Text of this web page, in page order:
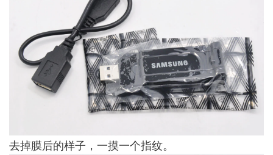
去掉膜后的样子，一摸一个指纹。